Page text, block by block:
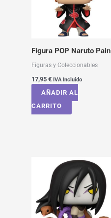
Figura POP Naruto Pain
Figuras y Coleccionables
17,95 € IVA Incluído
AÑADIR AL
CARRITO